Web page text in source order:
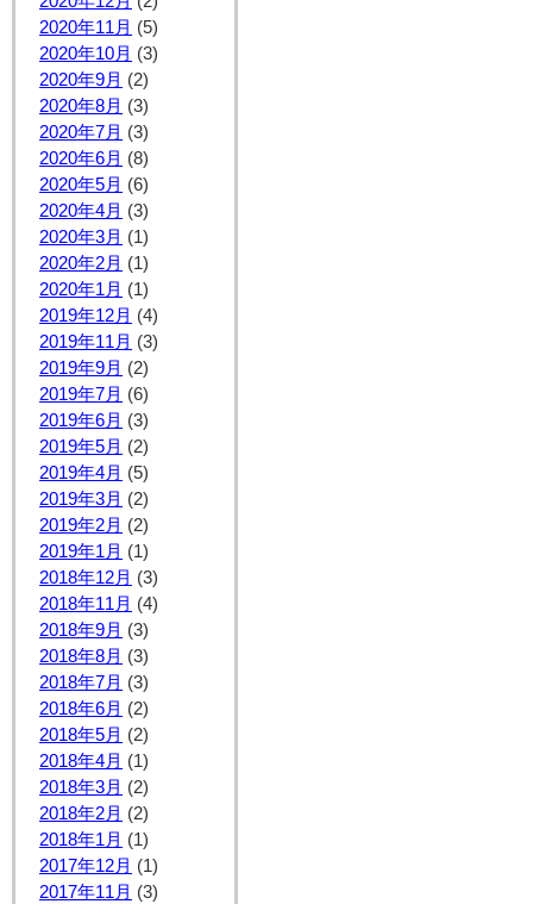
2020年11月 (5)
2020年10月 (3)
2020年9月 (2)
2020年8月 (3)
2020年7月 (3)
2020年6月 (8)
2020年5月 (6)
2020年4月 (3)
2020年3月 (1)
2020年2月 (1)
2020年1月 (1)
2019年12月 (4)
2019年11月 (3)
2019年9月 (2)
2019年7月 (6)
2019年6月 (3)
2019年5月 (2)
2019年4月 (5)
2019年3月 (2)
2019年2月 (2)
2019年1月 (1)
2018年12月 (3)
2018年11月 (4)
2018年9月 (3)
2018年8月 (3)
2018年7月 (3)
2018年6月 (2)
2018年5月 (2)
2018年4月 (1)
2018年3月 (2)
2018年2月 (2)
2018年1月 (1)
2017年12月 (1)
2017年11月 (3)